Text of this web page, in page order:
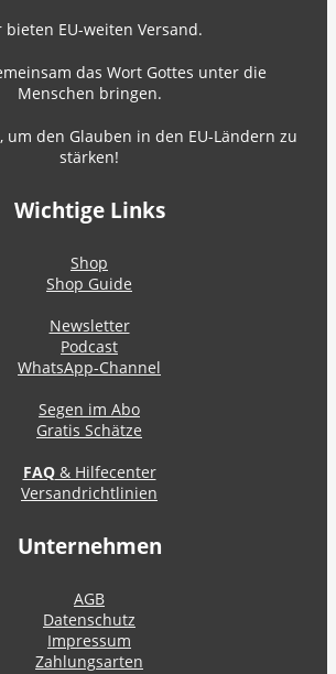
bieten EU-weiten Versand.
das Wort Gottes unter die
Menschen bringen.
um den Glauben in den EU-Ländern zu
stärken!
Wichtige Links
Shop
Shop Guide
Newsletter
Podcast
WhatsApp-Channel
Segen im Abo
Gratis Schätze
FAQ& Hilfecenter
Versandrichtlinien
Unternehmen
AGB
Datenschutz
Impressum
Zahlungsarten